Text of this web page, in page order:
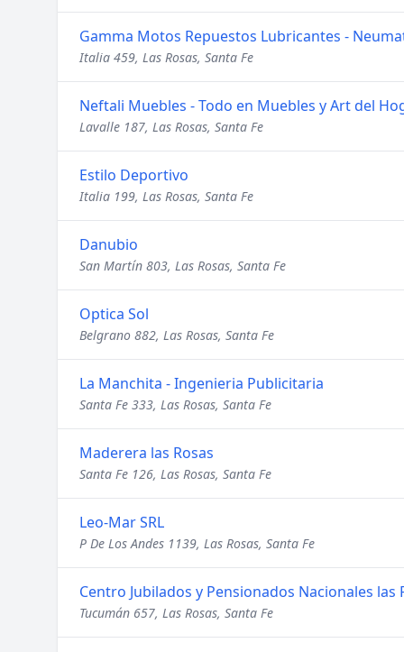
Gamma Motos Repuestos Lubricantes -
Italia 459, Las Rosas, Santa Fe
Neftali Muebles - Todo en Muebles y Art del
Lavalle 187, Las Rosas, Santa Fe
Estilo Deportivo
Italia 199, Las Rosas, Santa Fe
Danubio
San Martín 803, Las Rosas, Santa Fe
Optica Sol
Belgrano 882, Las Rosas, Santa Fe
La Manchita - Ingenieria Publicitaria
Santa Fe 333, Las Rosas, Santa Fe
Maderera las Rosas
Santa Fe 126, Las Rosas, Santa Fe
Leo-Mar SRL
P De Los Andes 1139, Las Rosas, Santa Fe
Centro Jubilados y Pensionados Nacionales las
Tucumán 657, Las Rosas, Santa Fe